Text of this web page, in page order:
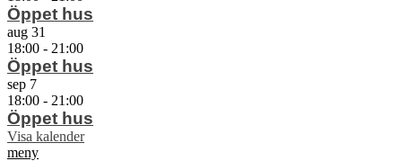
Öppet hus
aug 31
18:00 - 21:00
Öppet hus
sep 7
18:00 - 21:00
Öppet hus
Visa kalender
meny